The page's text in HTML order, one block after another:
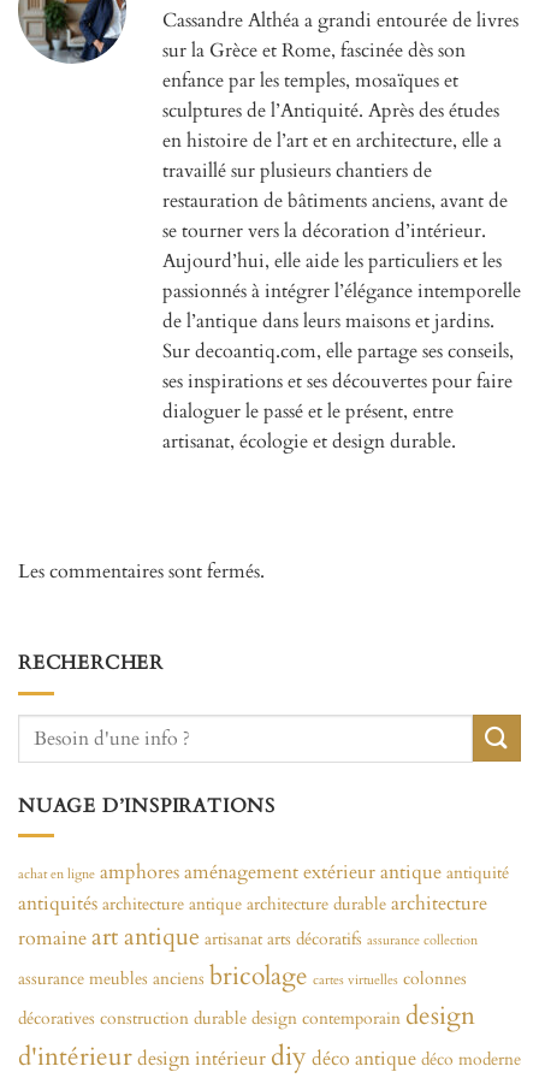
Cassandre Althéa a grandi entourée de livres
sur la Grèce et Rome, fascinée dès son
enfance par les temples, mosaïques et
sculptures de l’Antiquité. Après des études
en histoire de l’art et en architecture, elle a
travaillé sur plusieurs chantiers de
restauration de bâtiments anciens, avant de
se tourner vers la décoration d’intérieur.
Aujourd’hui, elle aide les particuliers et les
passionnés à intégrer l’élégance intemporelle
de l’antique dans leurs maisons et jardins.
Sur decoantiq.com, elle partage ses conseils,
ses inspirations et ses découvertes pour faire
dialoguer le passé et le présent, entre
artisanat, écologie et design durable.
Les commentaires sont fermés.
RECHERCHER
NUAGE D’INSPIRATIONS
achat en ligne amphoresaménagement extérieurantique antiquité
antiquités architecture antique architecture durable architecture
romaineart antique artisanat arts décoratifs assurance collection
assurance meubles anciens bricolage cartes virtuelles colonnes
décoratives construction durable design contemporain design
d'intérieurdesign intérieur diy déco antique déco moderne